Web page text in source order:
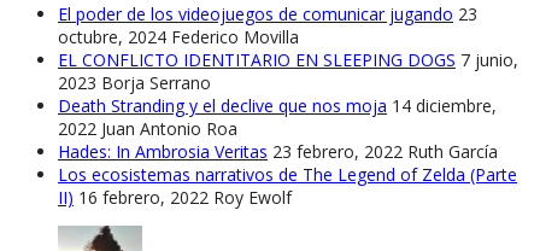
El poder de los videojuegos de comunicar jugando 23
octubre, 2024 Federico Movilla
EL CONFLICTO IDENTITARIO EN SLEEPING DOGS 7 junio,
2023 Borja Serrano
Death Stranding y el declive que nos moja 14 diciembre,
2022 Juan Antonio Roa
Hades: In Ambrosia Veritas 23 febrero, 2022 Ruth García
Los ecosistemas narrativos de The Legend of Zelda (Parte
II) 16 febrero, 2022 Roy Ewolf